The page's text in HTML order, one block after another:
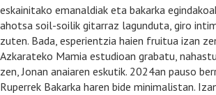
eskainitako emanaldiak eta bakarka
ahotsa soil-soilik gitarraz lagunduta, giro
zuten. Bada, esperientzia haien fruitua izan
Azkarateko Mamia estudioan grabatu,
zen, Jonan anaiaren eskutik. 2024an pauso
Ruperrek Bakarka haren bide minimalistan.